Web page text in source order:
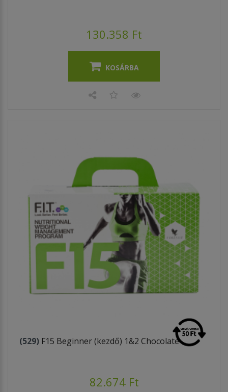
130.358 Ft
KOSÁRBA
(529) F15 Beginner (kezdő) 1&2 Chocolate
82.674 Ft